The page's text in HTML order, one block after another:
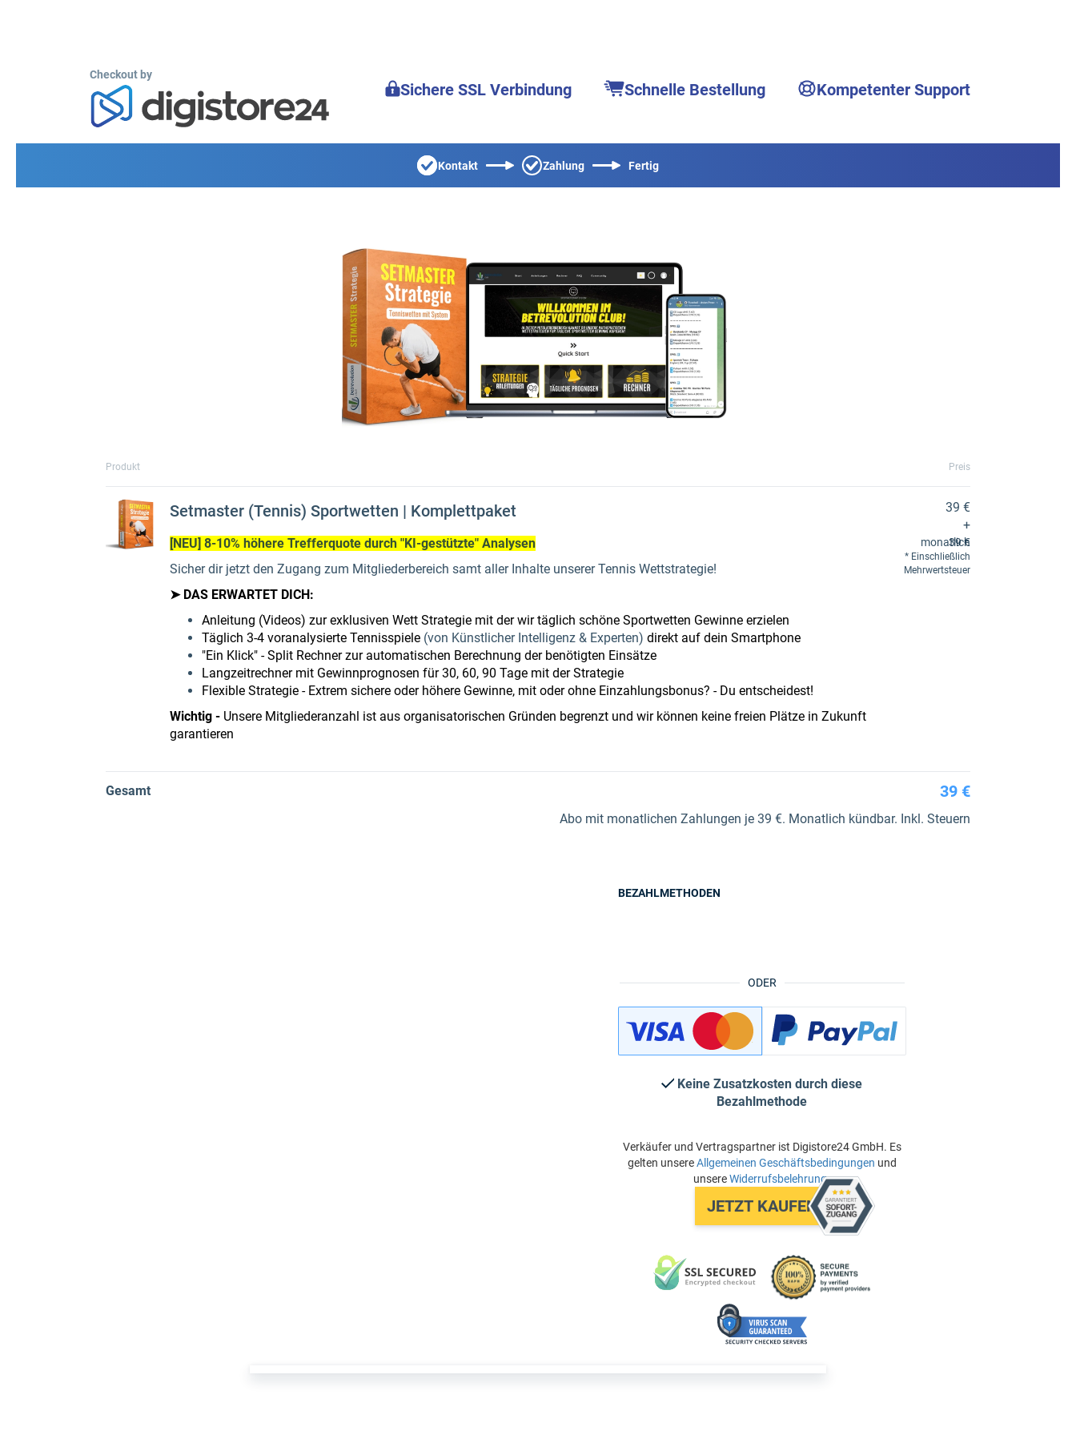
Checkout by
Sichere SSL Verbindung Schnelle Bestellung Kompetenter Support
Kontakt Zahlung Fertig
Produkt Preis
Setmaster (Tennis) Sportwetten | Komplettpaket
[NEU] 8-10% höhere Trefferquote durch "KI-gestützte" Analysen
Sicher dir jetzt den Zugang zum Mitgliederbereich samt aller Inhalte unserer Tennis Wettstrategie!
➤ DAS ERWARTET DICH:
Anleitung (Videos) zur exklusiven Wett Strategie mit der wir täglich schöne Sportwetten Gewinne erzielen
Täglich 3-4 voranalysierte Tennisspiele (von Künstlicher Intelligenz & Experten) direkt auf dein Smartphone
"Ein Klick" - Split Rechner zur automatischen Berechnung der benötigten Einsätze
Langzeitrechner mit Gewinnprognosen für 30, 60, 90 Tage mit der Strategie
Flexible Strategie - Extrem sichere oder höhere Gewinne, mit oder ohne Einzahlungsbonus? - Du entscheidest!
Wichtig - Unsere Mitgliederanzahl ist aus organisatorischen Gründen begrenzt und wir können keine freien Plätze in Zukunft
garantieren
39 €
+
39 €
monatlich
Einschließlich
Mehrwertsteuer
Gesamt 39 €
Abo mit monatlichen Zahlungen je 39 €. Monatlich kündbar. Inkl. Steuern
ODER
BEZAHLMETHODEN
Keine Zusatzkosten durch diese
Bezahlmethode
Verkäufer und Vertragspartner ist Digistore24 GmbH. Es
gelten unsereAllgemeinen Geschäftsbedingungen und
unsereWiderrufsbelehrung.
JETZT KAUFEN